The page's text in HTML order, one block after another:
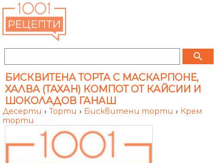
search
БИСКВИТЕНА ТОРТА С МАСКАРПОНЕ,
ХАЛВА (ТАХАН) КОМПОТ ОТ КАЙСИИ И
ШОКОЛАДОВ ГАНАШ
Десерти › Торти › Бисквитени торти › Крем
торти